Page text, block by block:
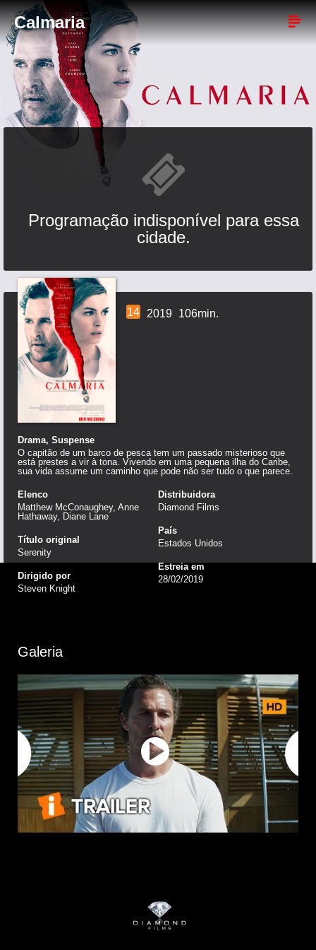
Calmaria
Programação indisponível para essa
cidade.
14 2019 106min.
Drama, Suspense
O capitão de um barco de pesca tem um passado misterioso que
está prestes a vir à tona. Vivendo em uma pequena ilha do Caribe,
sua vida assume um caminho que pode não ser tudo o que parece.
Elenco
Matthew McConaughey, Anne
Hathaway, Diane Lane
Título original
Serenity
Dirigido por
Steven Knight
Distribuidora
Diamond Films
País
Estados Unidos
Estreia em
28/02/2019
Galeria